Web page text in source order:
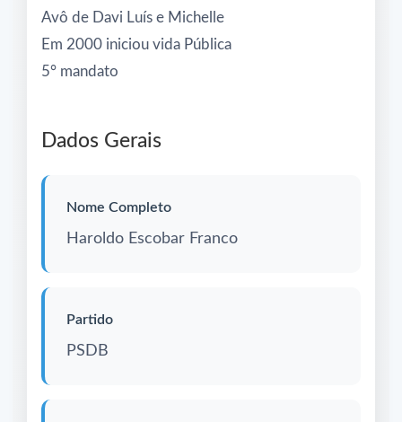
Avô de Davi Luís e Michelle
Em 2000 iniciou vida Pública
5° mandato
Dados Gerais
Nome Completo
Haroldo Escobar Franco
Partido
PSDB